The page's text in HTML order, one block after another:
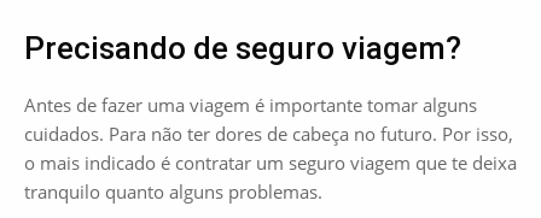
Precisando de seguro viagem?
Antes de fazer uma viagem é importante tomar alguns
cuidados. Para não ter dores de cabeça no futuro. Por isso,
o mais indicado é contratar um seguro viagem que te deixa
tranquilo quanto alguns problemas.